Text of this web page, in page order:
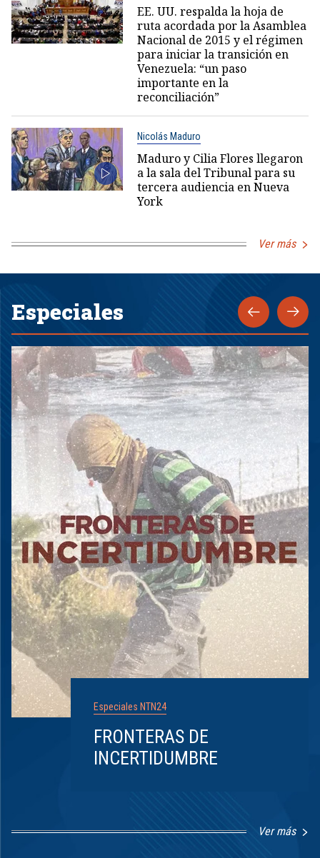
EE. UU. respalda la hoja de
ruta acordada por la Asamblea
Nacional de 2015 y el régimen
para iniciar la transición en
Venezuela: “un paso
importante en la
reconciliación”
Nicolás Maduro
Maduro y Cilia Flores llegaron
a la sala del Tribunal para su
tercera audiencia en Nueva
York
Ver más
Especiales
Especiales NTN24
FRONTERAS DE
INCERTIDUMBRE
Ver más